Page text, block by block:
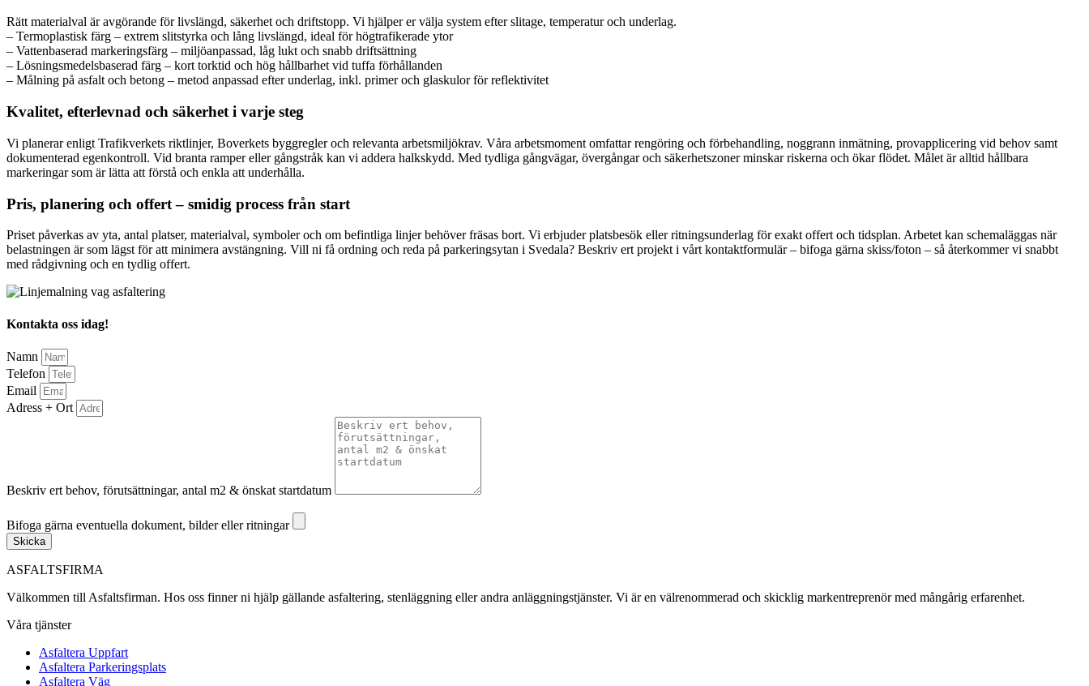
Rätt materialval är avgörande för livslängd, säkerhet och driftstopp. Vi hjälper er välja system efter slitage, temperatur och underlag.
– Termoplastisk färg – extrem slitstyrka och lång livslängd, ideal för högtrafikerade ytor
– Vattenbaserad markeringsfärg – miljöanpassad, låg lukt och snabb driftsättning
– Lösningsmedelsbaserad färg – kort torktid och hög hållbarhet vid tuffa förhållanden
– Målning på asfalt och betong – metod anpassad efter underlag, inkl. primer och glaskulor för reflektivitet
Kvalitet, efterlevnad och säkerhet i varje steg
Vi planerar enligt Trafikverkets riktlinjer, Boverkets byggregler och relevanta arbetsmiljökrav. Våra arbetsmoment omfattar rengöring och förbehandling, noggrann inmätning, provapplicering vid behov samt
dokumenterad egenkontroll. Vid branta ramper eller gångstråk kan vi addera halkskydd. Med tydliga gångvägar, övergångar och säkerhetszoner minskar riskerna och ökar flödet. Målet är alltid hållbara
markeringar som är lätta att förstå och enkla att underhålla.
Pris, planering och offert – smidig process från start
Priset påverkas av yta, antal platser, materialval, symboler och om befintliga linjer behöver fräsas bort. Vi erbjuder platsbesök eller ritningsunderlag för exakt offert och tidsplan. Arbetet kan schemaläggas när
belastningen är som lägst för att minimera avstängning. Vill ni få ordning och reda på parkeringsytan i Svedala? Beskriv ert projekt i vårt kontaktformulär – bifoga gärna skiss/foton – så återkommer vi snabbt
med rådgivning och en tydlig offert.
Kontakta oss idag!
Namn
Telefon
Email
Adress + Ort
Beskriv ert behov, förutsättningar, antal m2 & önskat startdatum
Bifoga gärna eventuella dokument, bilder eller ritningar
Skicka
ASFALTSFIRMA
Välkommen till Asfaltsfirman. Hos oss finner ni hjälp gällande asfaltering, stenläggning eller andra anläggningstjänster. Vi är en välrenommerad och skicklig markentreprenör med mångårig erfarenhet.
Våra tjänster
Asfaltera Uppfart
Asfaltera Parkeringsplats
Asfaltera Väg